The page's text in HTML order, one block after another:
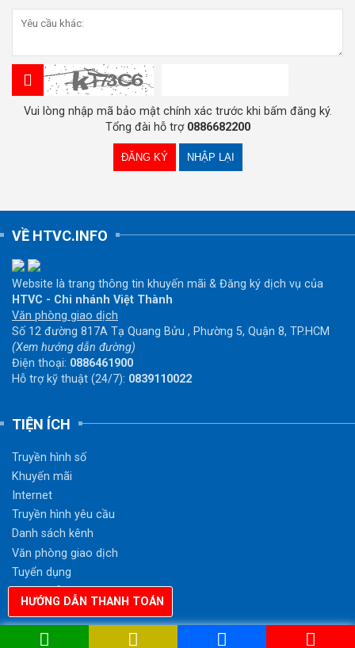
Vui lòng nhập mã bảo mật chính xác trước khi bấm đăng ký.
Tổng đài hỗ trợ 0886682200
VỀ HTVC.INFO
Website là trang thông tin khuyến mãi & Đăng ký dịch vụ của
HTVC - Chi nhánh Việt Thành
Văn phòng giao dịch
Số 12 đường 817A Tạ Quang Bửu , Phường 5, Quận 8, TP.HCM
(Xem hướng dẫn đường)
Điện thoại: 0886461900
Hỗ trợ kỹ thuật (24/7): 0839110022
TIỆN ÍCH
Truyền hình số
Khuyến mãi
Internet
Truyền hình yêu cầu
Danh sách kênh
Văn phòng giao dịch
Tuyển dụng
Hướng dẫn thanh toán
HƯỚNG DẪN THANH TOÁN